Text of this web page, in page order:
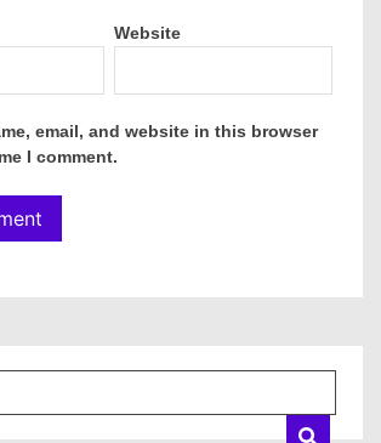
Website
email, and website in this browser
I comment.